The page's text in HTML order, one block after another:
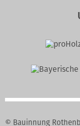
© Bauinnung